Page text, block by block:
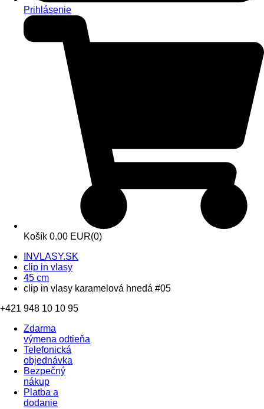
Prihlásenie
Košík 0.00 EUR(0)
INVLASY.SK
clip in vlasy
45 cm
clip in vlasy karamelová hnedá #05
+421 948 10 10 95
Zdarma
výmena odtieňa
Telefonická
objednávka
Bezpečný
nákup
Platba a
dodanie